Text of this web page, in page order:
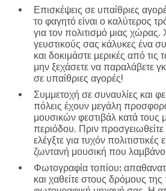
Επισκέψεις σε υπαίθριες
το φαγητό είναι ο καλύτερος
για τον πολιτισμό μιας χώρας.
γευστικούς σας κάλυκες ένα
και δοκιμάστε μερικές από τις
μην ξεχάσετε να παραλάβετε
σε υπαίθριες αγορές!
Συμμετοχή σε συναυλίες και
πόλεις έχουν μεγάλη
μουσικών φεστιβάλ κατά τους
περιόδου. Πριν
ελέγξτε για τυχόν πολιτιστικές
ζωντανή μουσική που
Φωτογραφία τοπίου:
και χαθείτε στους δρόμους